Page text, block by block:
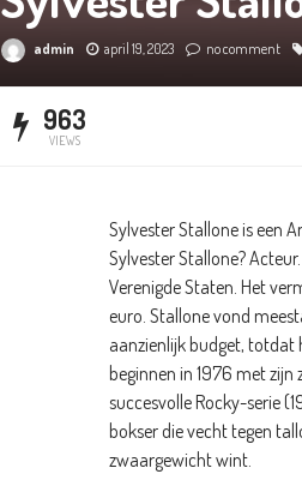
admin april 19, 2023 no comment
963
VIEWS
Sylvester Stallone is een
Sylvester Stallone?
Verenigde Staten. Het
euro. Stallone vond
aanzienlijk budget, totdat
beginnen in 1976 met zijn
succesvolle Rocky-serie
bokser die vecht tegen
zwaargewicht wint.